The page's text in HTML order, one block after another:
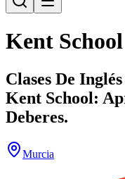
Kent
Clases De
Kent School:
Deberes.
Murcia